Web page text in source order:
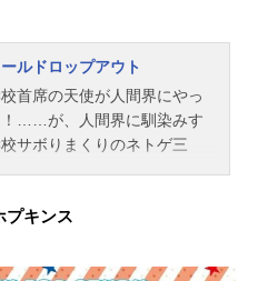
ルドロップアウト
首席の天使が人間界にやっ
！……が、人間界に馴染みす
サボりまくりのネトゲ三
ての人類を幸せにする目標
のであった――。作品名ガヴ
プキンス